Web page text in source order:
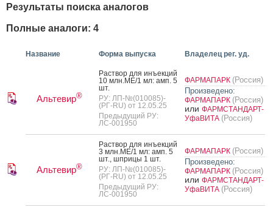
Результаты поиска аналогов
Полные аналоги: 4
Название Форма выпуска Владелец рег. уд.
Альтевир®
Рас­твор для инъ­ек­ций
10 млн.МЕ/1 мл: амп. 5
шт.
РУ: ЛП-№(010085)-
(РГ-RU) от 12.05.25
Предыдущий РУ:
ЛС-001950
ФАРМАПАРК (Россия)
Произведено:
ФАРМАПАРК (Россия)
или ФАРМСТАНДАРТ-
УфаВИТА (Россия)
Альтевир®
Рас­твор для инъ­ек­ций
3 млн.МЕ/1 мл: амп. 5
шт., шпри­цы 1 шт.
РУ: ЛП-№(010085)-
(РГ-RU) от 12.05.25
Предыдущий РУ:
ЛС-001950
ФАРМАПАРК (Россия)
Произведено:
ФАРМАПАРК (Россия)
или ФАРМСТАНДАРТ-
УфаВИТА (Россия)